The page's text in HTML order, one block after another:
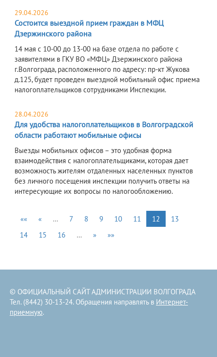
29.04.2026
Состоится выездной прием граждан в МФЦ
Дзержинского района
14 мая c 10-00 до 13-00 на базе отдела по работе с
заявителями в ГКУ ВО «МФЦ» Дзержинского района
г.Волгограда, расположенного по адресу: пр-кт Жукова
д.125, будет проведен выездной мобильный офис приема
налогоплательщиков сотрудниками Инспекции.
28.04.2026
Для удобства налогоплательщиков в Волгоградской
области работают мобильные офисы
Выезды мобильных офисов – это удобная форма
взаимодействия с налогоплательщиками, которая дает
возможность жителям отдаленных населенных пунктов
без личного посещения инспекции получить ответы на
интересующие их вопросы по налогообложению.
«« « … 7 8 9 10 11 12
13
14
15 16 … » »»
© ОФИЦИАЛЬНЫЙ САЙТ АДМИНИСТРАЦИИ ВОЛГОГРАДА
Тел. (8442) 30-13-24. Обращения направлять в Интернет-
приемную.